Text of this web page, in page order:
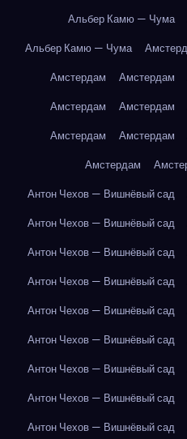
Альбер Камю — Чума
Альбер Камю — Чума
Амстердам
Амстердам
Амстердам
Амстердам
Амстердам
Амстердам
Амстердам
Антон Чехов — Вишнёвый сад
Антон Чехов — Вишнёвый сад
Антон Чехов — Вишнёвый сад
Антон Чехов — Вишнёвый сад
Антон Чехов — Вишнёвый сад
Антон Чехов — Вишнёвый сад
Антон Чехов — Вишнёвый сад
Антон Чехов — Вишнёвый сад
Антон Чехов — Вишнёвый сад